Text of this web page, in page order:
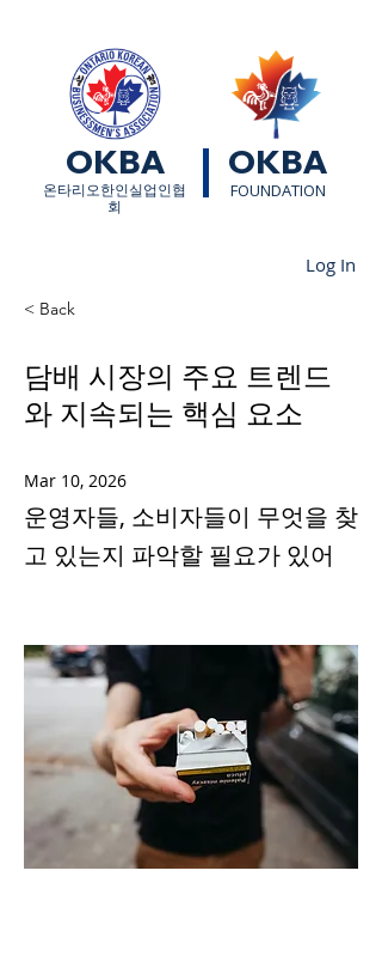
OKBA OKBA
​온타리오한인실업인협
회
FOUNDATION
Log In
< Back
담배 시장의 주요 트렌드
와 지속되는 핵심 요소
Mar 10, 2026
운영자들, 소비자들이 무엇을 찾
고 있는지 파악할 필요가 있어